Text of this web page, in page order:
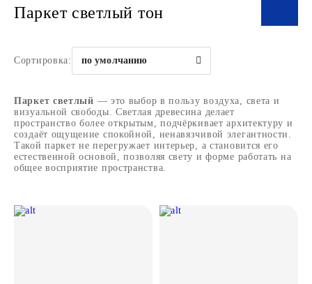
Паркет светлый тон
Сортировка: по умолчанию
Паркет светлый — это выбор в пользу воздуха, света и
визуальной свободы. Светлая древесина делает
пространство более открытым, подчёркивает архитектуру и
создаёт ощущение спокойной, ненавязчивой элегантности.
Такой паркет не перегружает интерьер, а становится его
естественной основой, позволяя свету и форме работать на
общее восприятие пространства.